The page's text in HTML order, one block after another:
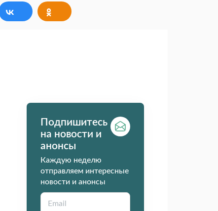
Подпишитесь
на новости и
анонсы
Каждую неделю
отправляем интересные
новости и анонсы